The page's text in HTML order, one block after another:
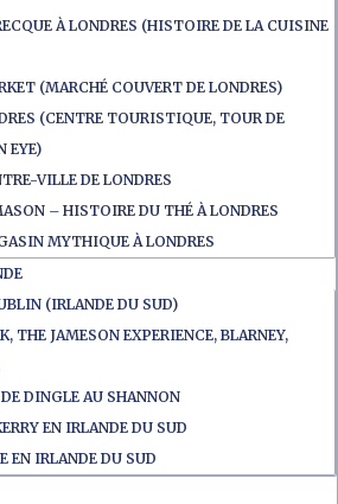
À LONDRES (HISTOIRE DE LA CUISINE
(MARCHÉ COUVERT DE LONDRES)
(CENTRE TOURISTIQUE, TOUR DE
EYE)
VILLE DE LONDRES
– HISTOIRE DU THÉ À LONDRES
MYTHIQUE À LONDRES
(IRLANDE DU SUD)
THE JAMESON EXPERIENCE, BLARNEY,
DINGLE AU SHANNON
EN IRLANDE DU SUD
EN IRLANDE DU SUD